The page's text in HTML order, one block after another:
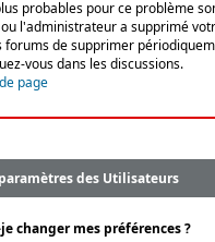
probables pour ce problème
l'administrateur a supprimé
forums de supprimer
vous dans les discussions.
page
des Utilisateurs
changer mes préférences ?